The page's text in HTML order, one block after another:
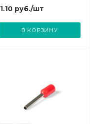
1.0-12 TOKOV ELECTRIC
TKE-NSVI-1.0-12-C13/100
1.10руб./шт
В КОРЗИНУ